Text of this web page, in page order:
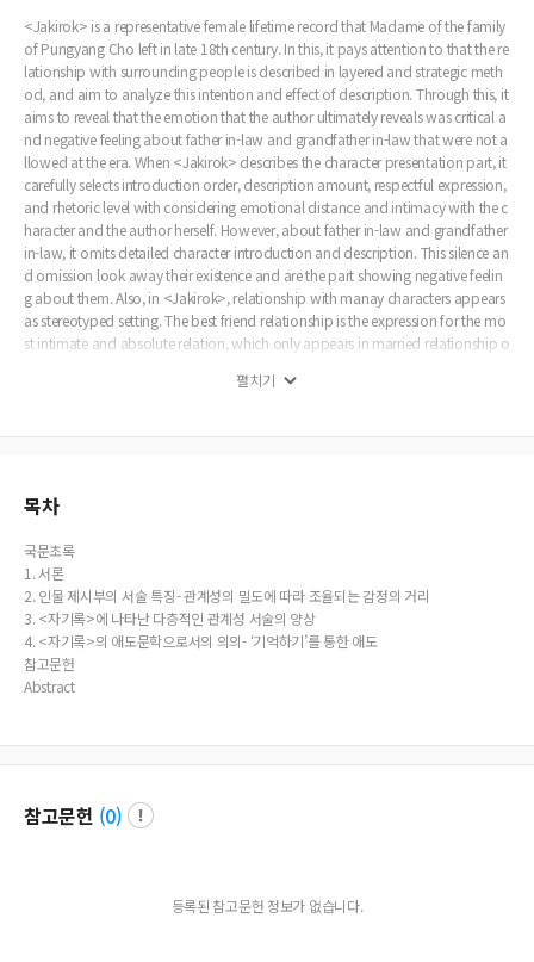
는 방식으로 그에 대한 기억을 되살리고 있다는 점, 죽음의 원인과 책임을 따져 묻고 자
신의 불행감의 근원을 조심스럽게 전략적인 방식으로 추궁하고 있다는 점에서도 애도
문학으로서의 독자성을 가진다고 보았다.
<Jakirok> is a representative female lifetime record that Madame of the family
of Pungyang Cho left in late 18th century. In this, it pays attention to that the re
lationship with surrounding people is described in layered and strategic meth
od, and aim to analyze this intention and effect of description. Through this, it
aims to reveal that the emotion that the author ultimately reveals was critical a
nd negative feeling about father in-law and grandfather in-law that were not a
llowed at the era. When <Jakirok> describes the character presentation part, it
carefully selects introduction order, description amount, respectful expression,
and rhetoric level with considering emotional distance and intimacy with the c
haracter and the author herself. However, about father in-law and grandfather
in-law, it omits detailed character introduction and description. This silence an
d omission look away their existence and are the part showing negative feelin
g about them. Also, in <Jakirok>, relationship with manay characters appears
as stereotyped setting. The best friend relationship is the expression for the mo
st intimate and absolute relation, which only appears in married relationship o
husband. Layered emotion relationship is mother-in-law and daughter-in-law
miliar and different emotion and bonding comradeship. About father in-law
d of husband. Their words appearing at every aggravating moment of husba
s death. Through this description, it was thought the author is showing rejectio
n and denial in relationship about relationship about father in-law and grandf
ather in-law. <Jakirok> fundamentally has the characteristic of mourning litera
ture because its main source is disappointment and sadness caused by died p
erson. However, as this work restores the memory about died person in the me
thod to faithfully restore relationship with died husband; and it carefully and s
trategically inquires the source of her unhappiness feeling, it was thought that i
펼치기
목차
국문초록
1. 서론
2. 인물 제시부의 서술 특징- 관계성의 밀도에 따라 조율되는 감정의 거리
3. <자기록>에 나타난 다층적인 관계성 서술의 양상
4. <자기록>의 애도문학으로서의 의의- ‘기억하기’를 통한 애도
참고문헌
Abstract
참고문헌 (0)
등록된 참고문헌 정보가 없습니다.